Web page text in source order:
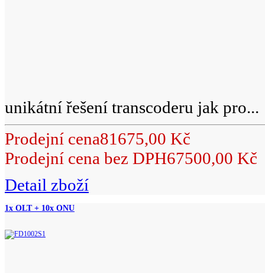
unikátní řešení transcoderu jak pro...
Prodejní cena81675,00 Kč
Prodejní cena bez DPH67500,00 Kč
Detail zboží
1x OLT + 10x ONU